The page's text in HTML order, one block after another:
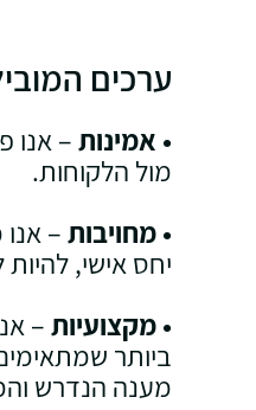
ערכים
• אמינות– אנו
מול הלקוחות.
•מחויבות–
יחס אישי, להיות
•מקצועיות–
ביותר
מענה הנדרש